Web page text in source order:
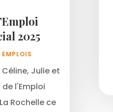
2025
EMPLOIS
Julie et
de l'Emploi
Rochelle ce